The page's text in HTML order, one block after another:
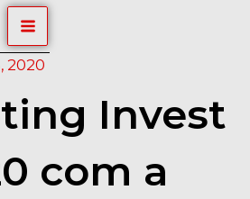
MAIN
MENU
2020
Invest
com a